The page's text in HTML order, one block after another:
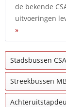
de bekende
uitvoeringen
»
Stadsbussen
Streekbussen